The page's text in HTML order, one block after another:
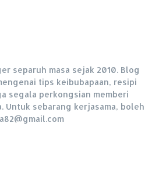
separuh masa sejak 2010. Blog
tips keibubapaan, resipi
segala perkongsian memberi
Untuk sebarang kerjasama, boleh